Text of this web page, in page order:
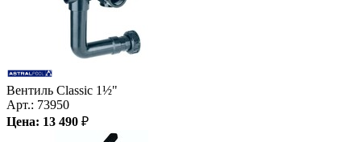
Вентиль Classic 1½"
Арт.: 73950
Цена: 13 490 ₽